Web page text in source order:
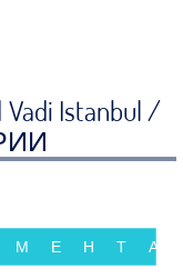
Vadi Istanbul /